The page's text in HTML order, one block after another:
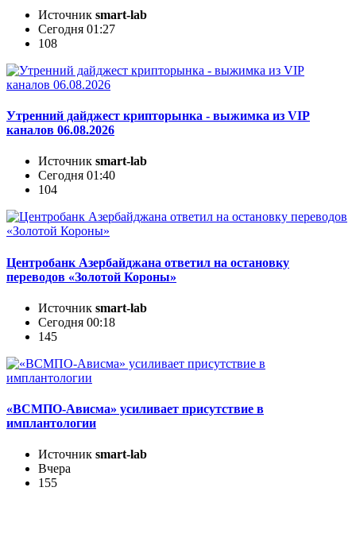
Источник smart-lab
Сегодня 01:27
108
Утренний дайджест крипторынка - выжимка из VIP
каналов 06.08.2026
Источник smart-lab
Сегодня 01:40
104
Центробанк Азербайджана ответил на остановку
переводов «Золотой Короны»
Источник smart-lab
Сегодня 00:18
145
«ВСМПО-Ависма» усиливает присутствие в
имплантологии
Источник smart-lab
Вчера
155